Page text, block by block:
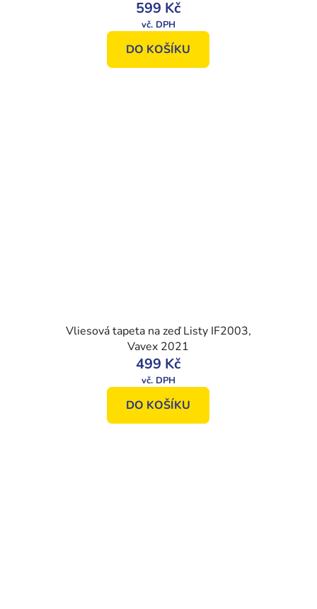
599 Kč
DO KOŠÍKU
Vliesová tapeta na zeď Listy IF2003,
Vavex 2021
499 Kč
DO KOŠÍKU